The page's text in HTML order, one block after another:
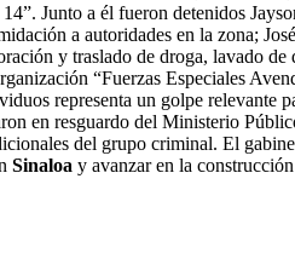
Junto a él fueron detenidos
a autoridades en la zona;
y traslado de droga, lavado
“Fuerzas Especiales
representa un golpe relevante
en resguardo del Ministerio
del grupo criminal. El
Sinaloa y avanzar en la